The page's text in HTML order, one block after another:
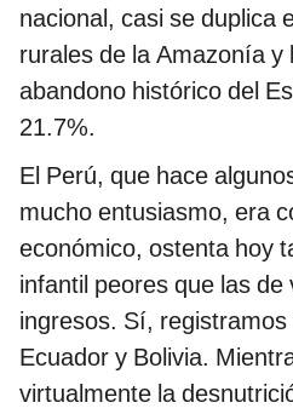
nacional, casi se duplica
rurales de la Amazonía y
abandono histórico del
21.7%.
El Perú, que hace
mucho entusiasmo, era
económico, ostenta hoy
infantil peores que las
ingresos. Sí,
Ecuador y Bolivia.
virtualmente la